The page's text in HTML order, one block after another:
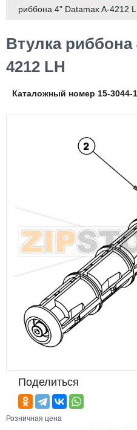
риббона 4" Datamax A-4212
Втулка риббона
4212 LH
Каталожный номер 15-3044-
Поделиться
Розничная цена